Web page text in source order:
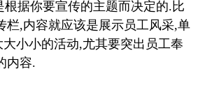
据你要宣传的主题而决定的.比
栏,内容就应该是展示员工风采,单
小小的活动,尤其要突出员工奉
内容.